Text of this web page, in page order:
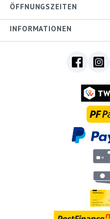
ÖFFNUNGSZEITEN
INFORMATIONEN